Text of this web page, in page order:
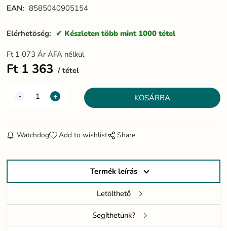
EAN: 8585040905154
Elérhetöség: Készleten több mint 1000 tétel
Ft 1 073 Ár ÁFA nélkül
Ft 1 363 tétel
Watchdog Add to wishlist Share
Termék leírás
Letölthető
Segíthetünk?